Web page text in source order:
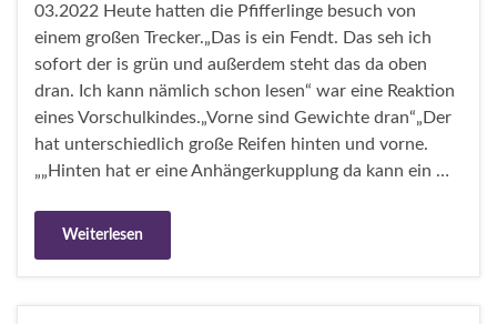
03.2022 Heute hatten die Pfifferlinge besuch von
einem großen Trecker.„Das is ein Fendt. Das seh ich
sofort der is grün und außerdem steht das da oben
dran. Ich kann nämlich schon lesen“ war eine Reaktion
eines Vorschulkindes.„Vorne sind Gewichte dran“„Der
hat unterschiedlich große Reifen hinten und vorne.
„„Hinten hat er eine Anhängerkupplung da kann ein …
Weiterlesen